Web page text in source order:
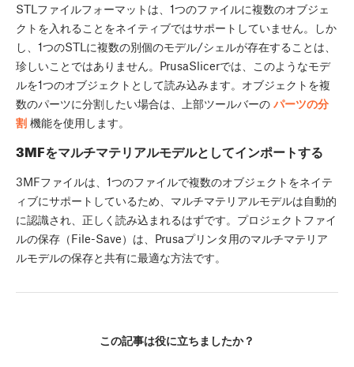
STLファイルフォーマットは、1つのファイルに複数のオブジェ
クトを入れることをネイティブではサポートしていません。しか
し、1つのSTLに複数の別個のモデル/シェルが存在することは、
珍しいことではありません。PrusaSlicerでは、このようなモデ
ルを1つのオブジェクトとして読み込みます。オブジェクトを複
数のパーツに分割したい場合は、上部ツールバーの パーツの分
割 機能を使用します。
3MFをマルチマテリアルモデルとしてインポートする
3MFファイルは、1つのファイルで複数のオブジェクトをネイテ
ィブにサポートしているため、マルチマテリアルモデルは自動的
に認識され、正しく読み込まれるはずです。プロジェクトファイ
ルの保存（File-Save）は、Prusaプリンタ用のマルチマテリア
ルモデルの保存と共有に最適な方法です。
この記事は役に立ちましたか？